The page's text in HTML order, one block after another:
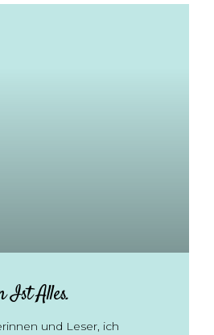
Ist Alles.
und Leser, ich